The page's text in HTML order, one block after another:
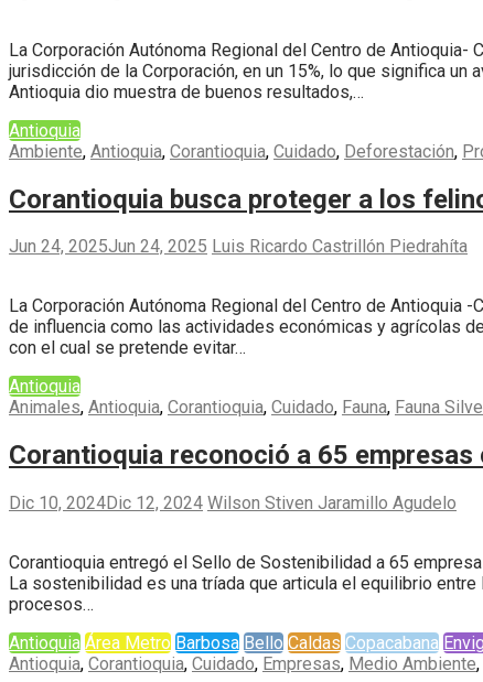
La Corporación Autónoma Regional del Centro de
jurisdicción de la Corporación, en un 15%, lo que significa
Antioquia dio muestra de buenos resultados,…
Antioquia
Ambiente, Antioquia, Corantioquia, Cuidado, Deforestación,
Corantioquia busca proteger a los
Jun 24, 2025Jun 24, 2025 Luis Ricardo Castrillón Piedrahíta
La Corporación Autónoma Regional del Centro de Antioquia
de influencia como las actividades económicas y agrícolas
con el cual se pretende evitar…
Antioquia
Animales, Antioquia, Corantioquia, Cuidado, Fauna, Fauna
Corantioquia reconoció a 65
Dic 10, 2024Dic 12, 2024 Wilson Stiven Jaramillo Agudelo
Corantioquia entregó el Sello de Sostenibilidad a 65
La sostenibilidad es una tríada que articula el equilibrio
procesos…
Antioquia Área Metro Barbosa Bello Caldas Copacabana
Antioquia, Corantioquia, Cuidado, Empresas, Medio Ambiente,